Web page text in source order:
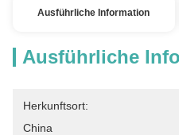
Ausführliche Information
Ausführliche
Herkunftsort:
China